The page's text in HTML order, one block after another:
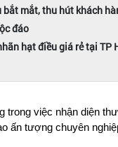
mắt, thu hút khách
đáo
hạt điều giá rẻ tại TP
trong việc nhận diện
ấn tượng chuyên